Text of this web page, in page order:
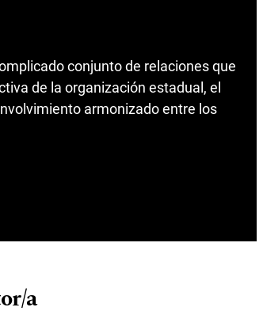
conjunto de relaciones que
de la organización estadual, el
armonizado entre los
a